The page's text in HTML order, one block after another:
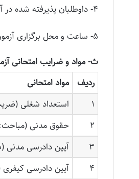
۴- داوطلبان پذیرفته شده در آزمون تستی، روز جمعه مورخ ۱۴۰۱/۰۳/۰۶ در آزمون تشریحی شرکت خواهند نمود.
۵- ساعت و محل برگزاری آزمون بر روی کارت شرکت در آزمون داوطلبان درج خواهد شد.
ث- مواد و ضرایب امتحانی
ردیف
مواد امتحانی
۱
استعداد شغلی
۲
حقوق مدنی (مباحث:
۳
آیین دادرسی مدنی
۴
آیین دادرسی کیفری